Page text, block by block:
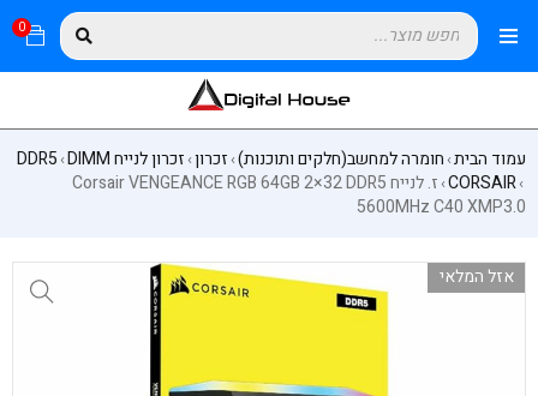
0
עמוד הבית›חומרה למחשב(חלקים ותוכנות)›זכרון›זכרון לנייח DIMM ›
DDR5
›
CORSAIR
›
ז. לנייח Corsair VENGEANCE RGB 64GB 2×32 DDR5
5600MHz C40 XMP3.0
אזל המלאי